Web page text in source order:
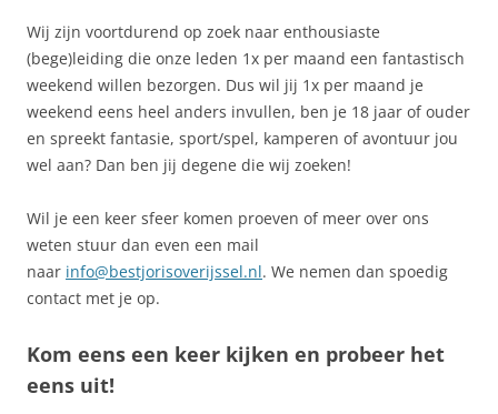
Wij zijn voortdurend op zoek naar enthousiaste
(bege)leiding die onze leden 1x per maand een fantastisch
weekend willen bezorgen. Dus wil jij 1x per maand je
weekend eens heel anders invullen, ben je 18 jaar of ouder
en spreekt fantasie, sport/spel, kamperen of avontuur jou
wel aan? Dan ben jij degene die wij zoeken!
Wil je een keer sfeer komen proeven of meer over ons
weten stuur dan even een mail
naar info@bestjorisoverijssel.nl. We nemen dan spoedig
contact met je op.
Kom eens een keer kijken en probeer het
eens uit!